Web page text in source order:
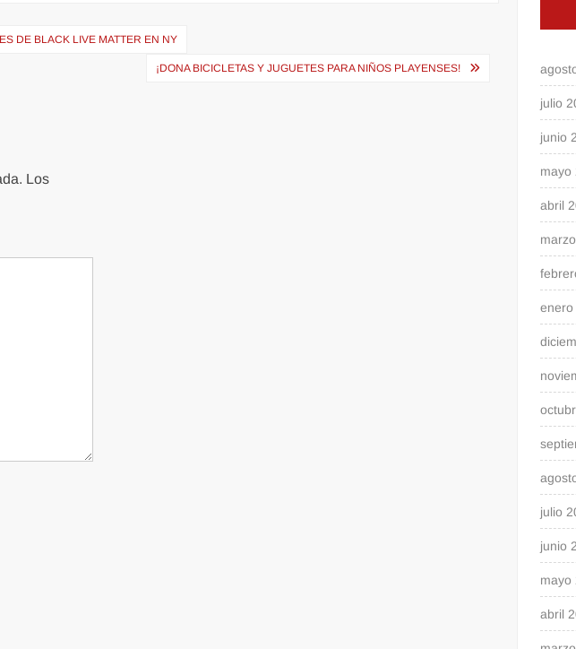
DE BLACK LIVE MATTER EN NY
¡DONA BICICLETAS Y JUGUETES PARA NIÑOS PLAYENSES!
Los
julio
junio
mayo
abril
enero
julio
junio
mayo
abril